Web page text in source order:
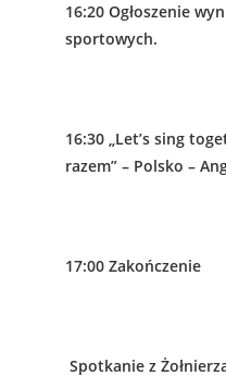
16:20 Ogłoszenie
sportowych.
16:30 „Let’s sing
razem” – Polsko –
17:00 Zakończenie
Spotkanie z